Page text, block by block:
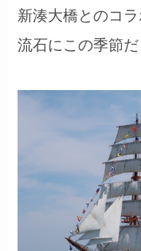
新湊大橋とのコラ
流石にこの季節